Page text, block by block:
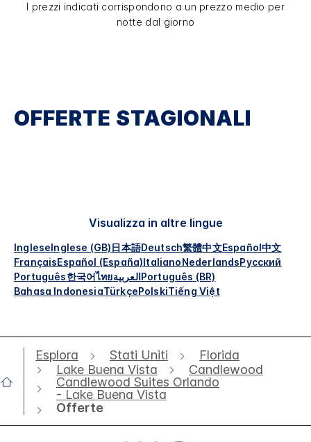
I prezzi indicati corrispondono a un prezzo medio per
notte dal giorno
OFFERTE STAGIONALI
Visualizza in altre lingue
IngleseInglese (GB)日本語Deutsch繁體中文Español中文
FrançaisEspañol (España)ItalianoNederlandsРусский
Português한국어ไทยالعربيةPortuguês (BR)
Bahasa IndonesiaTürkçePolskiTiếng Việt
Esplora Stati Uniti
Florida
Lake Buena Vista
Candlewood
Candlewood Suites Orlando
- Lake Buena Vista
Offerte